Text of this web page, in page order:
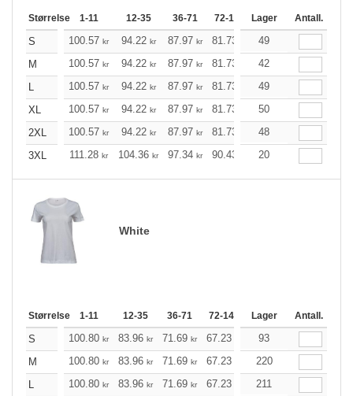
Størrelse 1-11 12-35 36-71 72-143 144-287 288 +
Lager Antall.
S 100.57 kr 94.22 kr 87.97 kr 81.73 75.37
49
M
100.57 kr 94.22 kr 87.97 kr 81.73 75.37
42
L
100.57 kr 94.22 kr 87.97 kr 81.73 75.37
49
XL
100.57 kr 94.22 kr 87.97 kr 81.73 75.37
50
2XL
100.57 kr 94.22 kr 87.97 kr 81.73 75.37
48
3XL
111.28 kr 104.36 kr 97.34 kr 90.43 83.51
20
White
Størrelse 1-11 12-35 36-71 72-143 144-287 288 +
Lager Antall.
S 100.80 kr 83.96 kr 71.69 kr 67.23 63.89
93
M
100.80 kr 83.96 kr 71.69 kr 67.23 63.89
220
L
100.80 kr 83.96 kr 71.69 kr 67.23 63.89
211